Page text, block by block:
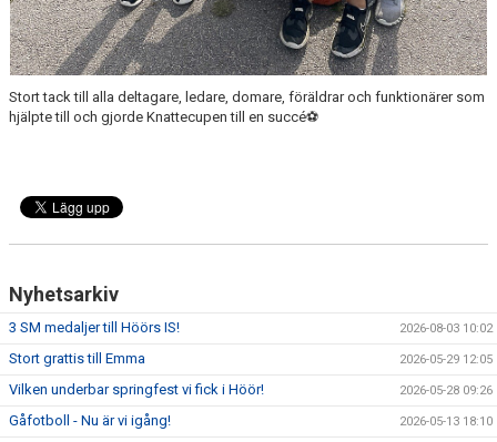
Stort tack till alla deltagare, ledare, domare, föräldrar och funktionärer som
hjälpte till och gjorde Knattecupen till en succé⚽️
Nyhetsarkiv
3 SM medaljer till Höörs IS! 2026-08-03 10:02
Stort grattis till Emma 2026-05-29 12:05
Vilken underbar springfest vi fick i Höör! 2026-05-28 09:26
Gåfotboll - Nu är vi igång! 2026-05-13 18:10